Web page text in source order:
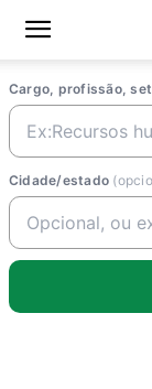
Cargo, profissão,
Cidade/estado